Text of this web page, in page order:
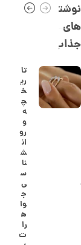
نوشته
های
جذاب
تا
ری
خ
چ
ه
و
رو
ان
ش
نا
س
ی
ج
وا
ه
را
ت
,
8
0
0
0
ت
و
م
ا
ن